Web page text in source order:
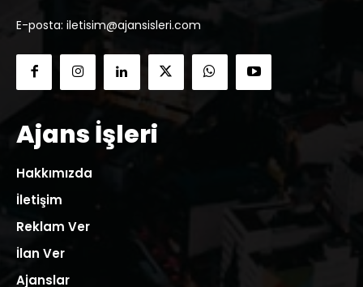
E-posta: iletisim@ajansisleri.com
Ajans İşleri
Hakkımızda
İletişim
Reklam Ver
İlan Ver
Ajanslar